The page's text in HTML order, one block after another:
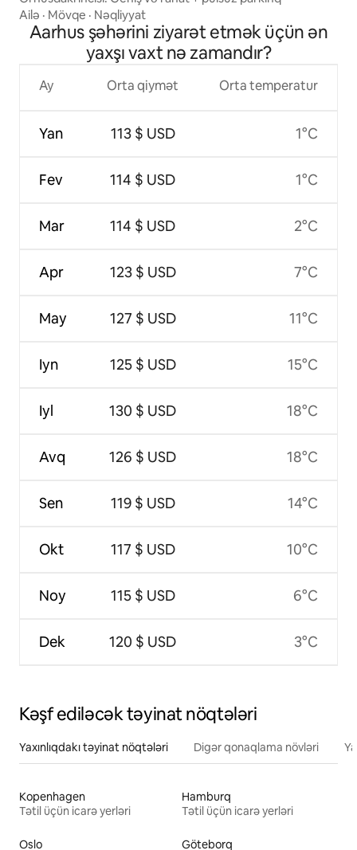
Ailə · Mövqe · Nəqliyyat
Aarhus şəhərini ziyarət etmək üçün ən
yaxşı vaxt nə zamandır?
Ay
Yan
Fev
Mar
Apr
May
Iyn
Iyl
Avq
Sen
Okt
Noy
Dek
Orta qiymət
113 $ USD
114 $ USD
114 $ USD
123 $ USD
127 $ USD
125 $ USD
130 $ USD
126 $ USD
119 $ USD
117 $ USD
115 $ USD
120 $ USD
Orta temperatur
1°C
1°C
2°C
7°C
11°C
15°C
18°C
18°C
14°C
10°C
6°C
3°C
Kəşf ediləcək təyinat nöqtələri
Yaxınlıqdakı təyinat nöqtələri Digər qonaqlama növləri
Kopenhagen
Tətil üçün icarə yerləri
Hamburq
Tətil üçün icarə yerləri
Oslo
Göteborq